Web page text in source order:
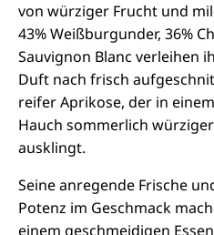
von würziger Frucht und
43% Weißburgunder, 36%
Sauvignon Blanc verleihen
Duft nach frisch
reifer Aprikose, der in
Hauch sommerlich
ausklingt.
Seine anregende Frische
Potenz im Geschmack
einem geschmeidigen